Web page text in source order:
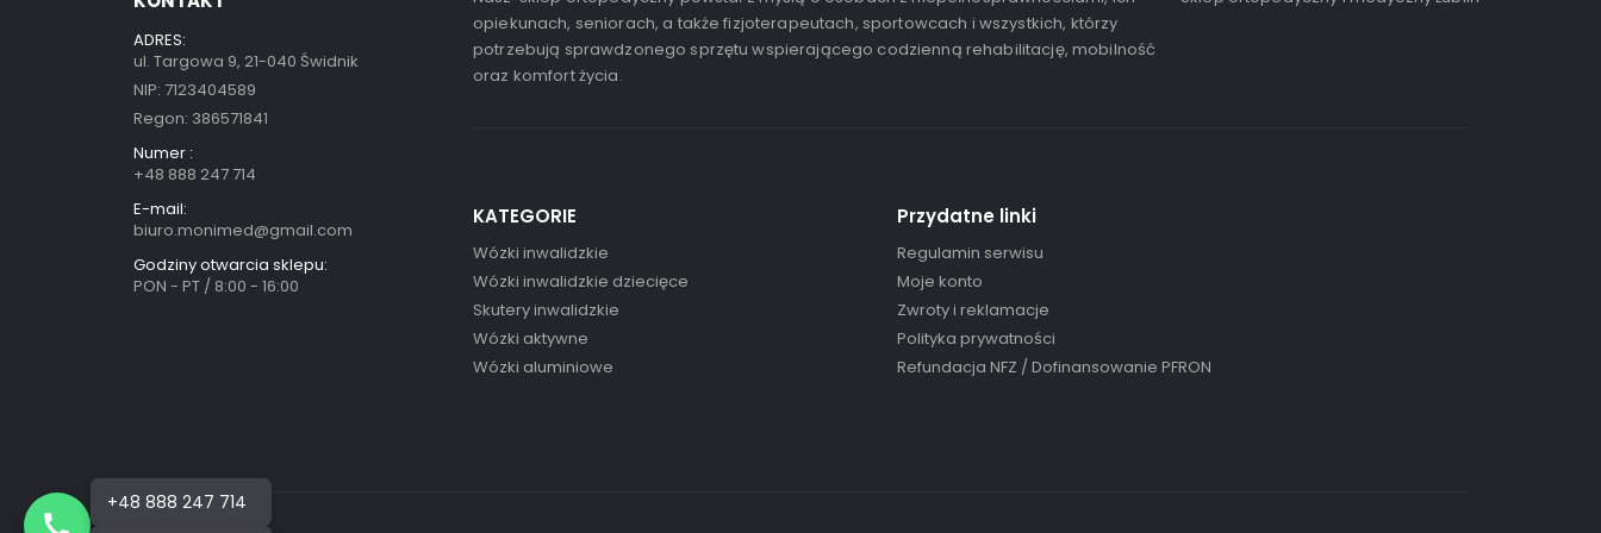
ADRES:
ul. Targowa 9, 21-040 Świdnik
NIP: 7123404589
Regon: 386571841
Numer :
+48 888 247 714
E-mail:
biuro.monimed@gmail.com
Godziny otwarcia sklepu:
PON - PT / 8:00 - 16:00
opiekunach, seniorach, a także fizjoterapeutach, sportowcach i wszystkich, którzy
potrzebują sprawdzonego sprzętu wspierającego codzienną rehabilitację, mobilność
oraz komfort życia.
KATEGORIE
Wózki inwalidzkie
Wózki inwalidzkie dziecięce
Skutery inwalidzkie
Wózki aktywne
Wózki aluminiowe
Przydatne linki
Regulamin serwisu
Moje konto
Zwroty i reklamacje
Polityka prywatności
Refundacja NFZ / Dofinansowanie PFRON
+48 888 247 714